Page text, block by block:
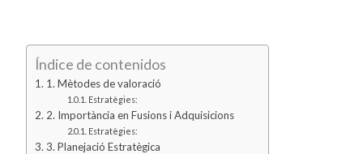
Índice de contenidos
1. Mètodes de valoració
Estratègies:
2. Importància en Fusions i Adquisicions
Estratègies:
3. Planejació Estratègica